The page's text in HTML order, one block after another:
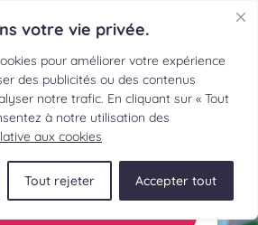
votre vie privée.
pour améliorer votre expérience
des publicités ou des contenus
notre trafic. En cliquant sur « Tout
à notre utilisation des
aux cookies
Tout rejeter Accepter tout
EN
RECETTES